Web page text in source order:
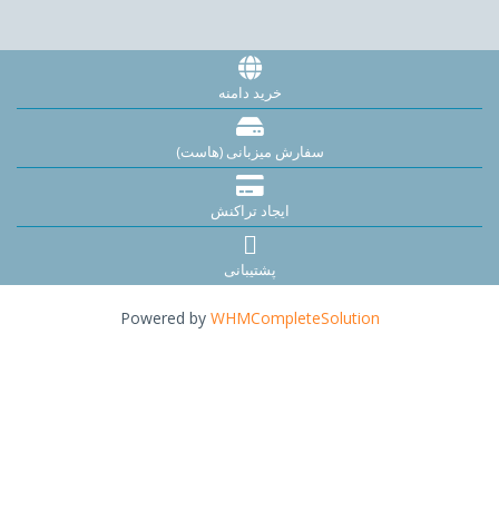
خرید دامنه
سفارش میزبانی (هاست)
ایجاد تراکنش
پشتیبانی
Powered by WHMCompleteSolution